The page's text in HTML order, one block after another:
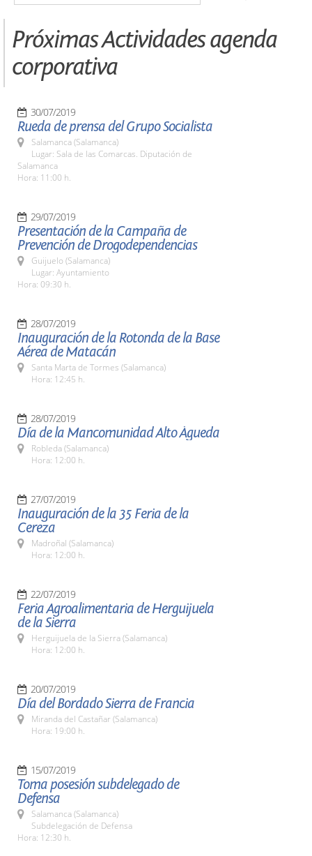
Próximas Actividades agenda
corporativa
30/07/2019
Rueda de prensa del Grupo Socialista
Salamanca (Salamanca)
Lugar: Sala de las Comarcas. Diputación de
Salamanca
Hora: 11:00 h.
29/07/2019
Presentación de la Campaña de
Prevención de Drogodependencias
Guijuelo (Salamanca)
Lugar: Ayuntamiento
Hora: 09:30 h.
28/07/2019
Inauguración de la Rotonda de la Base
Aérea de Matacán
Santa Marta de Tormes (Salamanca)
Hora: 12:45 h.
28/07/2019
Día de la Mancomunidad Alto Águeda
Robleda (Salamanca)
Hora: 12:00 h.
27/07/2019
Inauguración de la 35 Feria de la
Cereza
Madroñal (Salamanca)
Hora: 12:00 h.
22/07/2019
Feria Agroalimentaria de Herguijuela
de la Sierra
Herguijuela de la Sierra (Salamanca)
Hora: 12:00 h.
20/07/2019
Día del Bordado Sierra de Francia
Miranda del Castañar (Salamanca)
Hora: 19:00 h.
15/07/2019
Toma posesión subdelegado de
Defensa
Salamanca (Salamanca)
Subdelegación de Defensa
Hora: 12:30 h.